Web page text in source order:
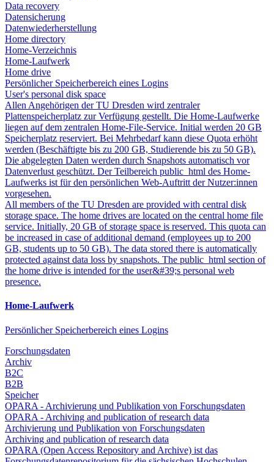
Data recovery
Datensicherung
Datenwiederherstellung
Home directory
Home-Verzeichnis
Home-Laufwerk
Home drive
Persönlicher Speicherbereich eines Logins
User's personal disk space
Allen Angehörigen der TU Dresden wird zentraler
Plattenspeicherplatz zur Verfügung gestellt. Die Home-Laufwerke
liegen auf dem zentralen Home-File-Service. Initial werden 20 GB
Speicherplatz reserviert. Bei Mehrbedarf kann diese Quota erhöht
werden (Beschäftigte bis zu 200 GB, Studierende bis zu 50 GB).
Die abgelegten Daten werden durch Snapshots automatisch vor
Datenverlust geschützt. Der Teilbereich public_html des Home-
Laufwerks ist für den persönlichen Web-Auftritt der Nutzer:innen
vorgesehen.
All members of the TU Dresden are provided with central disk
storage space. The home drives are located on the central home file
service. Initially, 20 GB of storage space is reserved. This quota can
be increased in case of additional demand (employees up to 200
GB, students up to 50 GB). The data stored there is automatically
protected against data loss by snapshots. The public_html section of
the home drive is intended for the user&#39;s personal web
presence.
Home-Laufwerk
Persönlicher Speicherbereich eines Logins
Forschungsdaten
Archiv
B2C
B2B
Speicher
OPARA - Archivierung und Publikation von Forschungsdaten
OPARA - Archiving and publication of research data
Archivierung und Publikation von Forschungsdaten
Archiving and publication of research data
OPARA (Open Access Repository and Archive) ist das